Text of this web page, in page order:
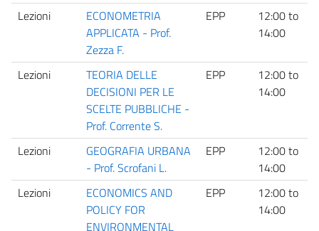
Lezioni
ECONOMETRIA
APPLICATA - Prof.
Zezza F.
EPP 12:00to
14:00
Lezioni
TEORIA DELLE
DECISIONI PER LE
SCELTE PUBBLICHE -
Prof. Corrente S.
EPP 12:00to
14:00
Lezioni
GEOGRAFIA URBANA
- Prof. Scrofani L.
EPP 12:00to
14:00
Lezioni
ECONOMICS AND
POLICY FOR
ENVIRONMENTAL
EPP 12:00to
14:00